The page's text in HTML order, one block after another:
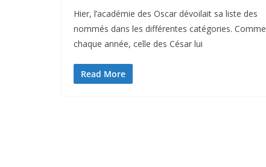
Hier, l’académie des Oscar dévoilait sa liste des
nommés dans les différentes catégories. Comme
chaque année, celle des César lui
Read More